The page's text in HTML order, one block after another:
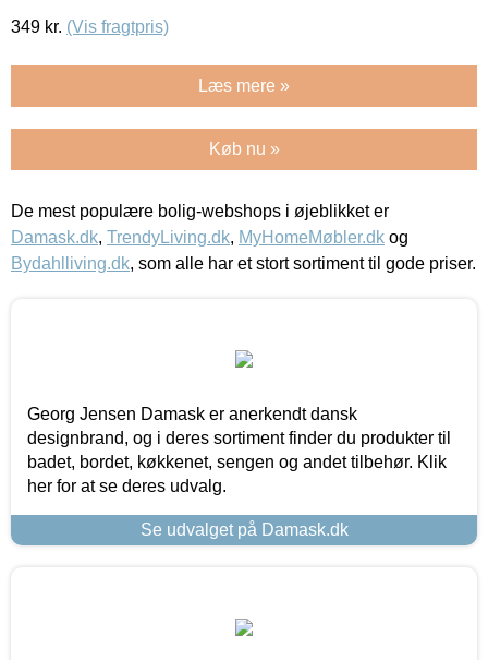
349 kr. (Vis fragtpris)
Læs mere »
Køb nu »
De mest populære bolig-webshops i øjeblikket er
Damask.dk, TrendyLiving.dk, MyHomeMøbler.dk og
Bydahlliving.dk, som alle har et stort sortiment til gode priser.
Georg Jensen Damask er anerkendt dansk
designbrand, og i deres sortiment finder du produkter til
badet, bordet, køkkenet, sengen og andet tilbehør. Klik
her for at se deres udvalg.
Se udvalget på Damask.dk